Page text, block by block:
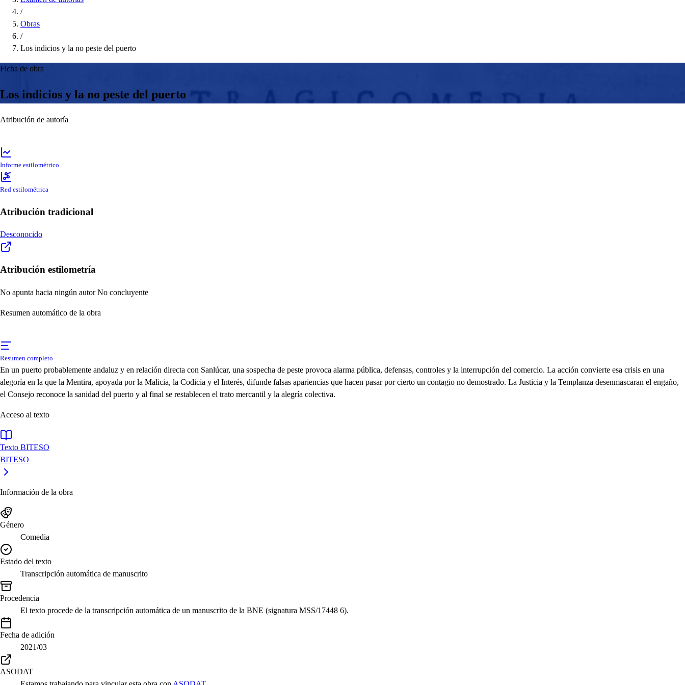
/
Obras
/
Los indicios y la no peste del puerto
Ficha de obra
Los indicios y la no peste del puerto
Atribución de autoría
Informe estilométrico
Red estilométrica
Atribución tradicional
Desconocido
Atribución estilometría
No apunta hacia ningún autor No concluyente
Resumen automático de la obra
Resumen completo
En un puerto probablemente andaluz y en relación directa con Sanlúcar, una sospecha de peste provoca alarma pública, defensas, controles y la interrupción del comercio. La acción convierte esa crisis en una
alegoría en la que la Mentira, apoyada por la Malicia, la Codicia y el Interés, difunde falsas apariencias que hacen pasar por cierto un contagio no demostrado. La Justicia y la Templanza desenmascaran el engaño,
el Consejo reconoce la sanidad del puerto y al final se restablecen el trato mercantil y la alegría colectiva.
Acceso al texto
Texto BITESO
BITESO
Información de la obra
Género
Comedia
Estado del texto
Transcripción automática de manuscrito
Procedencia
El texto procede de la transcripción automática de un manuscrito de la BNE (signatura MSS/17448 6).
Fecha de adición
2021/03
ASODAT